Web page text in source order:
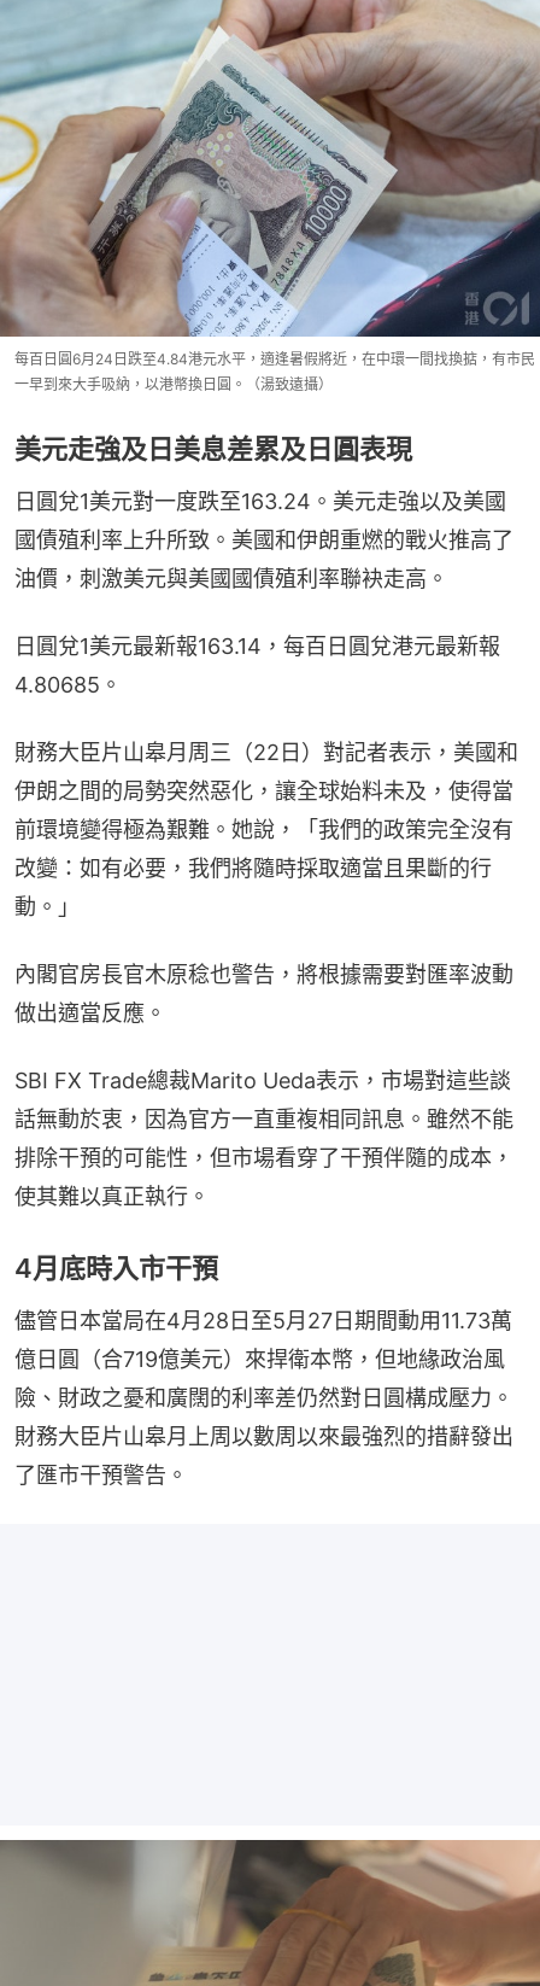
每百日圓6月24日跌至4.84港元水平，適逢暑假將近，在中環一間找換掂，有市民
一早到來大手吸納，以港幣換日圓。（湯致遠攝）
美元走強及日美息差累及日圓表現
日圓兌1美元對一度跌至163.24。美元走強以及美國
國債殖利率上升所致。美國和伊朗重燃的戰火推高了
油價，刺激美元與美國國債殖利率聯袂走高。
日圓兌1美元最新報163.14，每百日圓兌港元最新報
4.80685。
財務大臣片山皋月周三（22日）對記者表示，美國和
伊朗之間的局勢突然惡化，讓全球始料未及，使得當
前環境變得極為艱難。她說，「我們的政策完全沒有
改變：如有必要，我們將隨時採取適當且果斷的行
動。」
內閣官房長官木原稔也警告，將根據需要對匯率波動
做出適當反應。
SBI FX Trade總裁Marito Ueda表示，市場對這些談
話無動於衷，因為官方一直重複相同訊息。雖然不能
排除干預的可能性，但市場看穿了干預伴隨的成本，
使其難以真正執行。
4月底時入市干預
儘管日本當局在4月28日至5月27日期間動用11.73萬
億日圓（合719億美元）來捍衛本幣，但地緣政治風
險、財政之憂和廣闊的利率差仍然對日圓構成壓力。
財務大臣片山皋月上周以數周以來最強烈的措辭發出
了匯市干預警告。